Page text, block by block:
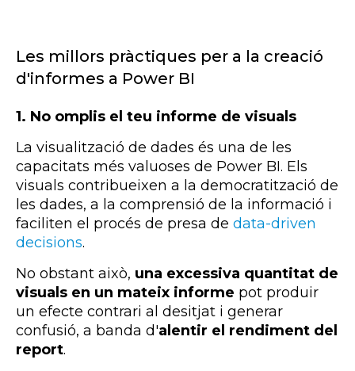
Les millors pràctiques per a la creació
d'informes a Power BI
1. No omplis el teu informe de visuals
La visualització de dades és una de les
capacitats més valuoses de Power BI. Els
visuals contribueixen a la democratització de
les dades, a la comprensió de la informació i
faciliten el procés de presa de data-driven
decisions.
No obstant això, una excessiva quantitat de
visuals en un mateix informe pot produir
un efecte contrari al desitjat i generar
confusió, a banda d'alentir el rendiment del
report.